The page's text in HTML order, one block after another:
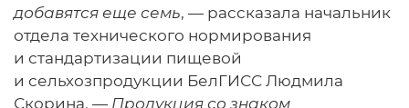
добавятся еще семь, — рассказала начальник
отдела технического нормирования
и стандартизации пищевой
и сельхозпродукции БелГИСС Людмила
Скорина. — Продукция со знаком